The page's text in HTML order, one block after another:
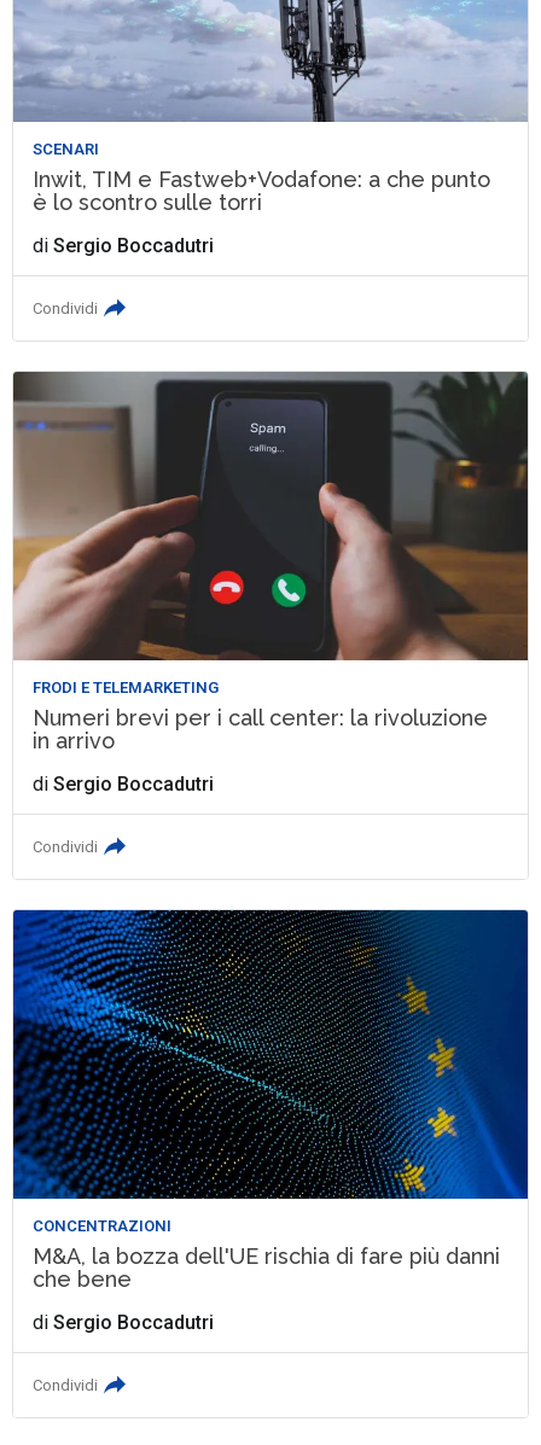
SCENARI
Inwit, TIM e Fastweb+Vodafone: a che punto
è lo scontro sulle torri
diSergio Boccadutri
Condividi
FRODI E TELEMARKETING
Numeri brevi per i call center: la rivoluzione
in arrivo
diSergio Boccadutri
Condividi
CONCENTRAZIONI
M&A, la bozza dell'UE rischia di fare più danni
che bene
diSergio Boccadutri
Condividi